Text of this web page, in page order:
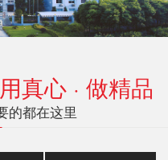
真心 · 做精品
的都在这里